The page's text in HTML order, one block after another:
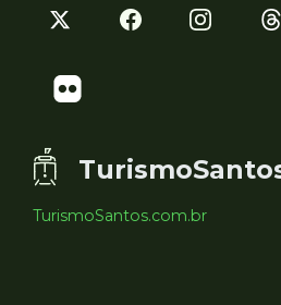
TurismoSantos.com.br